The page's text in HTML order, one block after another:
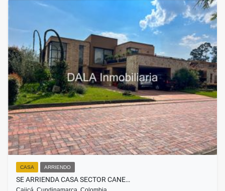
CASA ARRIENDO
SE ARRIENDA CASA SECTOR CANE…